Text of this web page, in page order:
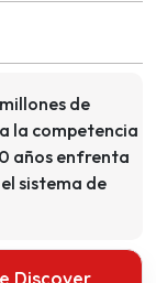
de
la competencia
años enfrenta
sistema de
Discover